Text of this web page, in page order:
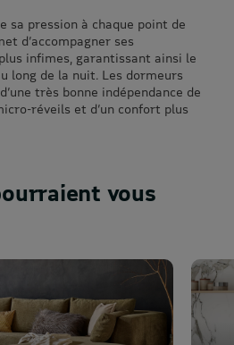
sa pression à chaque point de
d’accompagner ses
infimes, garantissant ainsi le
long de la nuit. Les dormeurs
très bonne indépendance de
réveils et d’un confort plus
vous